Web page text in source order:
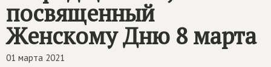
посвященный
Женскому Дню 8 марта
01 марта 2021